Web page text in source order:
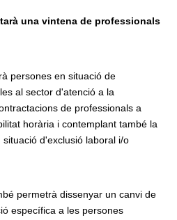
una vintena de professionals
persones en situació de
al sector d'atenció a la
de professionals a
horària i contemplant també la
d'exclusió laboral i/o
permetrà dissenyar un canvi de
específica a les persones